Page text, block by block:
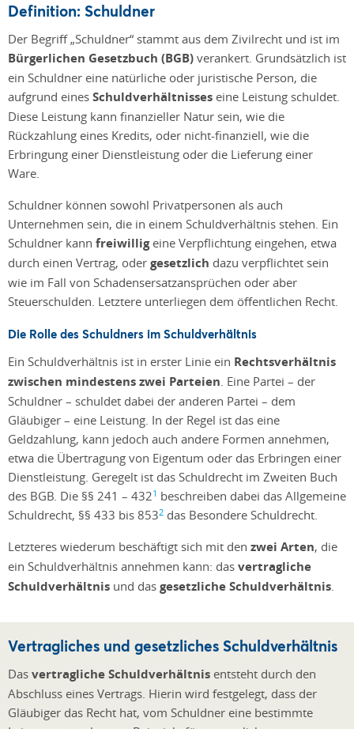
Definition: Schuldner
Der Begriff „Schuldner“ stammt aus dem Zivilrecht und ist im
Bürgerlichen Gesetzbuch (BGB) verankert. Grundsätzlich ist
ein Schuldner eine natürliche oder juristische Person, die
aufgrund eines Schuldverhältnisses eine Leistung schuldet.
Diese Leistung kann finanzieller Natur sein, wie die
Rückzahlung eines Kredits, oder nicht-finanziell, wie die
Erbringung einer Dienstleistung oder die Lieferung einer
Ware.
Schuldner können sowohl Privatpersonen als auch
Unternehmen sein, die in einem Schuldverhältnis stehen. Ein
Schuldner kann freiwilligeine Verpflichtung eingehen, etwa
durch einen Vertrag, oder gesetzlich dazu verpflichtet sein
wie im Fall von Schadensersatzansprüchen oder aber
Steuerschulden. Letztere unterliegen dem öffentlichen Recht.
Die Rolle des Schuldners im Schuldverhältnis
Ein Schuldverhältnis ist in erster Linie ein Rechtsverhältnis
zwischen mindestens zwei Parteien. Eine Partei – der
Schuldner – schuldet dabei der anderen Partei – dem
Gläubiger – eine Leistung. In der Regel ist das eine
Geldzahlung, kann jedoch auch andere Formen annehmen,
etwa die Übertragung von Eigentum oder das Erbringen einer
Dienstleistung. Geregelt ist das Schuldrecht im Zweiten Buch
des BGB. Die §§ 241 – 4321 beschreiben dabei das Allgemeine
Schuldrecht, §§ 433 bis 8532 das Besondere Schuldrecht.
Letzteres wiederum beschäftigt sich mit den zwei Arten, die
ein Schuldverhältnis annehmen kann: das vertragliche
Schuldverhältnis und das gesetzliche Schuldverhältnis.
Vertragliches und gesetzliches Schuldverhältnis
Das vertragliche Schuldverhältnis entsteht durch den
Abschluss eines Vertrags. Hierin wird festgelegt, dass der
Gläubiger das Recht hat, vom Schuldner eine bestimmte